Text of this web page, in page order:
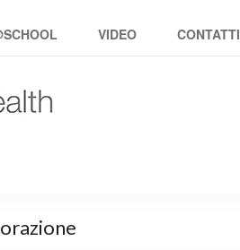
VIDEO CONTATTI